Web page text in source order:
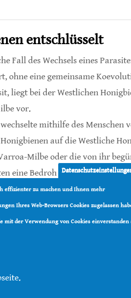
entschlüsselt
Fall des Wechsels eines
ohne eine gemeinsame
liegt bei der Westlichen
vor.
mithilfe des Menschen
auf die Westliche
Milbe oder die von ihr
eine Bedrohung für die
effizienter zu machen und Ihnen mehr
Ihres Web-Browsers Cookies zugelassen
der Verwendung von Cookies einverstanden